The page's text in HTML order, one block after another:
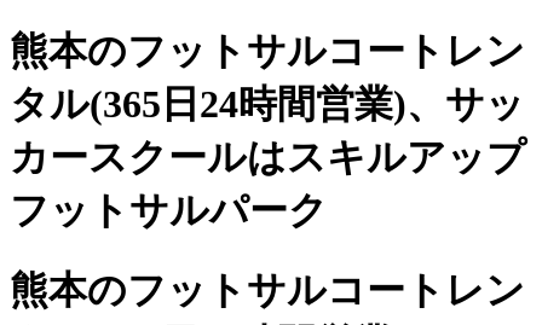
熊本のフットサルコートレン
タル(365日24時間営業)、 サッ
カースクールはスキルアップ
フットサルパーク
熊本のフットサルコートレン